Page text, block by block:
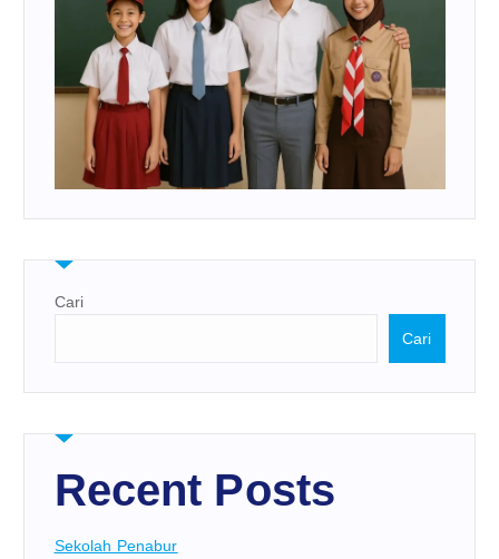
Cari
Cari
Recent Posts
Sekolah Penabur